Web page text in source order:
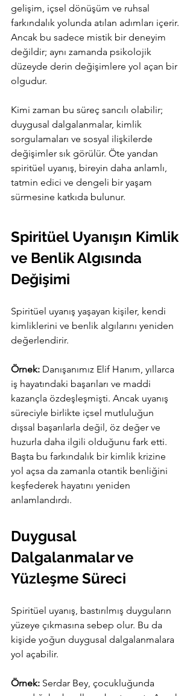
gelişim, içsel dönüşüm ve ruhsal
farkındalık yolunda atılan adımları içerir.
Ancak bu sadece mistik bir deneyim
değildir; aynı zamanda psikolojik
düzeyde derin değişimlere yol açan bir
olgudur.
Kimi zaman bu süreç sancılı olabilir;
duygusal dalgalanmalar, kimlik
sorgulamaları ve sosyal ilişkilerde
değişimler sık görülür. Öte yandan
spiritüel uyanış, bireyin daha anlamlı,
tatmin edici ve dengeli bir yaşam
sürmesine katkıda bulunur.
Spiritüel Uyanışın Kimlik
ve Benlik Algısında
Değişimi
Spiritüel uyanış yaşayan kişiler, kendi
kimliklerini ve benlik algılarını yeniden
değerlendirir.
Örnek: Danışanımız Elif Hanım, yıllarca
iş hayatındaki başarıları ve maddi
kazançla özdeşleşmişti. Ancak uyanış
süreciyle birlikte içsel mutluluğun
dışsal başarılarla değil, öz değer ve
huzurla daha ilgili olduğunu fark etti.
Başta bu farkındalık bir kimlik krizine
yol açsa da zamanla otantik benliğini
keşfederek hayatını yeniden
anlamlandırdı.
Duygusal
Dalgalanmalar ve
Yüzleşme Süreci
Spiritüel uyanış, bastırılmış duyguların
yüzeye çıkmasına sebep olur. Bu da
kişide yoğun duygusal dalgalanmalara
yol açabilir.
Örnek: Serdar Bey, çocukluğunda